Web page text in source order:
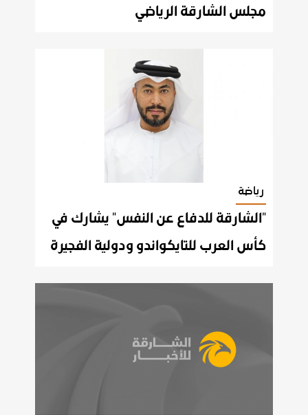
مجلس الشارقة الرياضي
رياضة
"الشارقة للدفاع عن النفس" يشارك في
كأس العرب للتايكواندو ودولية الفجيرة